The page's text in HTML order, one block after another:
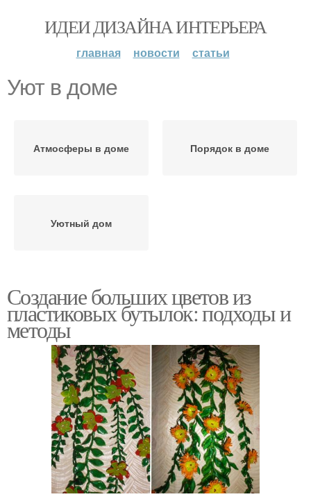
ИДЕИ ДИЗАЙНА ИНТЕРЬЕРА
главная новости статьи
Уют в доме
Атмосферы в доме Порядок в доме
Уютный дом
Создание больших цветов из
пластиковых бутылок: подходы и
методы